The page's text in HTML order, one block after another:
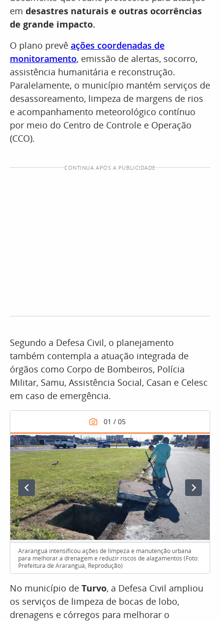
em desastres naturais e outras ocorrências
de grande impacto.
O plano prevê ações coordenadas de
monitoramento, emissão de alertas, socorro,
assistência humanitária e reconstrução.
Paralelamente, o município mantém serviços de
desassoreamento, limpeza de margens de rios
e acompanhamento meteorológico contínuo
por meio do Centro de Controle e Operação
(CCO).
CONTINUA APÓS A PUBLICIDADE
Segundo a Defesa Civil, o planejamento
também contempla a atuação integrada de
órgãos como Corpo de Bombeiros, Polícia
Militar, Samu, Assistência Social, Casan e Celesc
em caso de emergência.
Araranguá intensificou ações de limpeza e manutenção urbana
para melhorar a drenagem e reduzir riscos de alagamentos (Foto:
Prefeitura de Araranguá, Reprodução)
No município de Turvo, a Defesa Civil ampliou
os serviços de limpeza de bocas de lobo,
drenagens e córregos para melhorar o